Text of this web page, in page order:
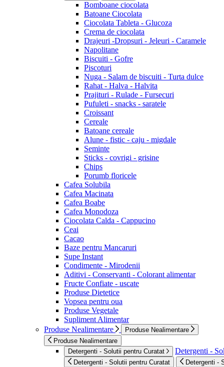
Bomboane ciocolata
Batoane Ciocolata
Ciocolata Tableta - Glucoza
Crema de ciocolata
Drajeuri -Dropsuri - Jeleuri - Caramele
Napolitane
Biscuiti - Gofre
Piscoturi
Nuga - Salam de biscuiti - Turta dulce
Rahat - Halva - Halvita
Prajituri - Rulade - Fursecuri
Pufuleti - snacks - saratele
Croissant
Cereale
Batoane cereale
Alune - fistic - caju - migdale
Seminte
Sticks - covrigi - grisine
Chips
Porumb floricele
Cafea Solubila
Cafea Macinata
Cafea Boabe
Cafea Monodoza
Ciocolata Calda - Cappucino
Ceai
Cacao
Baze pentru Mancaruri
Supe Instant
Condimente - Mirodenii
Aditivi - Conservanti - Colorant alimentar
Fructe Confiate - uscate
Produse Dietetice
Vopsea pentru oua
Produse Vegetale
Supliment Alimentar
Produse Nealimentare
Produse Nealimentare
Produse Nealimentare
Detergenti - Solutii pentru Curatat
Detergenti -
Detergenti - Solutii pentru Curatat Detergenti -